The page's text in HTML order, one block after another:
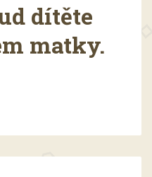
dítěte
matky.